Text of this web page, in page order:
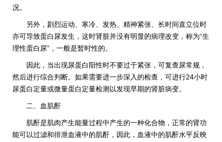
况。
另外，剧烈运动、寒冷、发热、精神紧张、长时间直立位时
亦可导致蛋白尿发生，这时肾脏并没有明显的病理改变，称为“生
理性蛋白尿”，一般是暂时性的。
因此，当出现尿蛋白阳性时不要过于紧张，可复查尿常规，
然后进行综合判断。如果需要进一步深入的检查，可进行24小时
尿蛋白定量或微量蛋白定量检测以发现早期的肾脏病变。
二、血肌酐
肌酐是肌肉产生能量过程中产生的一种化合物，正常的肾功
能可以过滤和排泄血液中的肌酐，因此，血液中的肌酐水平反映